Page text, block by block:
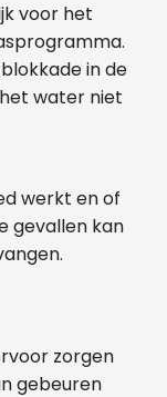
voor het
in de
water niet
werkt en of
gevallen kan
zorgen
gebeuren